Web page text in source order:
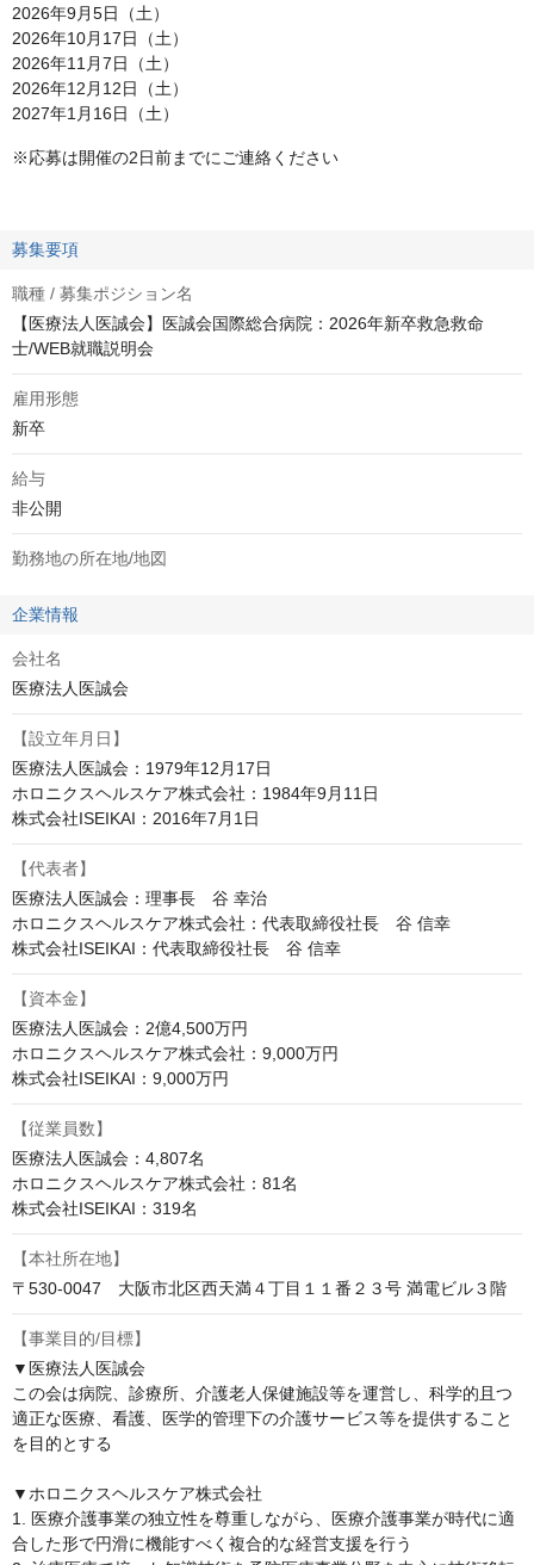
2026年9月5日（土）
2026年10月17日（土）
2026年11月7日（土）
2026年12月12日（土）
2027年1月16日（土）
※応募は開催の2日前までにご連絡ください
募集要項
職種 / 募集ポジション名
【医療法人医誠会】医誠会国際総合病院：2026年新卒救急救命
士/WEB就職説明会
雇用形態
新卒
給与
非公開
勤務地の所在地/地図
企業情報
会社名
医療法人医誠会
【設立年月日】
医療法人医誠会：1979年12月17日
ホロニクスヘルスケア株式会社：1984年9月11日
株式会社ISEIKAI：2016年7月1日
【代表者】
医療法人医誠会：理事長　谷 幸治
ホロニクスヘルスケア株式会社：代表取締役社長　谷 信幸
株式会社ISEIKAI：代表取締役社長　谷 信幸
【資本金】
医療法人医誠会：2億4,500万円
ホロニクスヘルスケア株式会社：9,000万円
株式会社ISEIKAI：9,000万円
【従業員数】
医療法人医誠会：4,807名
ホロニクスヘルスケア株式会社：81名
株式会社ISEIKAI：319名
【本社所在地】
〒530-0047　大阪市北区西天満４丁目１１番２３号 満電ビル３階
【事業目的/目標】
▼医療法人医誠会
この会は病院、診療所、介護老人保健施設等を運営し、科学的且つ
適正な医療、看護、医学的管理下の介護サービス等を提供すること
を目的とする
▼ホロニクスヘルスケア株式会社
1. 医療介護事業の独立性を尊重しながら、医療介護事業が時代に適
合した形で円滑に機能すべく複合的な経営支援を行う